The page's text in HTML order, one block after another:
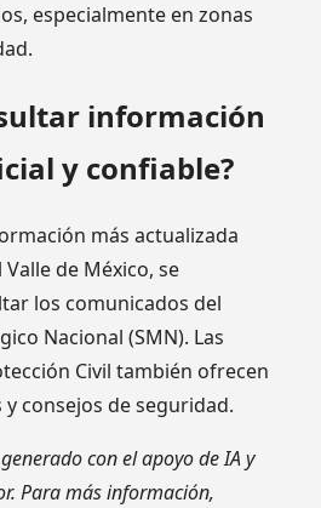
especialmente en zonas
información
y confiable?
más actualizada
de México, se
los comunicados del
Nacional (SMN). Las
Civil también ofrecen
consejos de seguridad.
con el apoyo de IA y
Para más información,